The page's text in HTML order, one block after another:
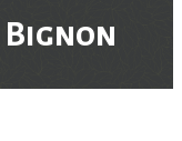
Bignon